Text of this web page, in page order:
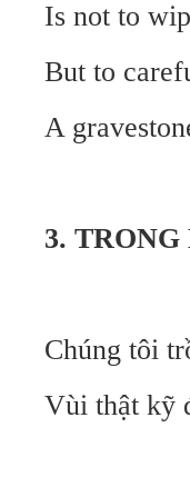
Is not to
But to
A
3.
Chúng tôi
Vùi thật kỹ